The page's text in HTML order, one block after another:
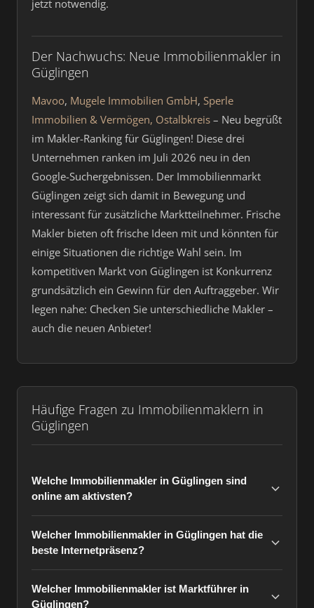
jetzt notwendig.
Der Nachwuchs: Neue Immobilienmakler in
Güglingen
Mavoo, Mugele Immobilien GmbH, Sperle
Immobilien & Vermögen, Ostalbkreis – Neu begrüßt
im Makler-Ranking für Güglingen! Diese drei
Unternehmen ranken im Juli 2026 neu in den
Google-Suchergebnissen. Der Immobilienmarkt
Güglingen zeigt sich damit in Bewegung und
interessant für zusätzliche Marktteilnehmer. Frische
Makler bieten oft frische Ideen mit und könnten für
einige Situationen die richtige Wahl sein. Im
kompetitiven Markt von Güglingen ist Konkurrenz
grundsätzlich ein Gewinn für den Auftraggeber. Wir
legen nahe: Checken Sie unterschiedliche Makler –
auch die neuen Anbieter!
Häufige Fragen zu Immobilienmaklern in
Güglingen
Welche Immobilienmakler in Güglingen sind
online am aktivsten?
Welcher Immobilienmakler in Güglingen hat die
beste Internetpräsenz?
Welcher Immobilienmakler ist Marktführer in
Güglingen?